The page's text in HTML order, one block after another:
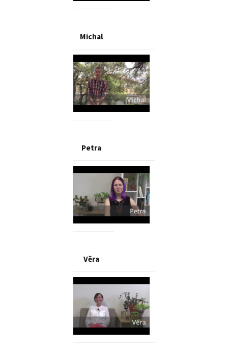
Michal
Petra
Věra